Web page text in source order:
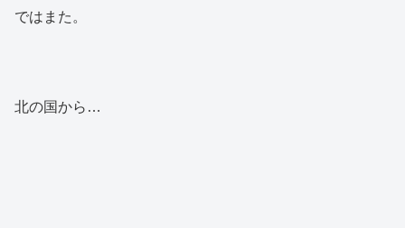
ではまた。
北の国から…